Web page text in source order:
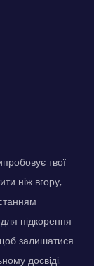
твої
ніж вгору,
підкорення
залишатися
досвіді.